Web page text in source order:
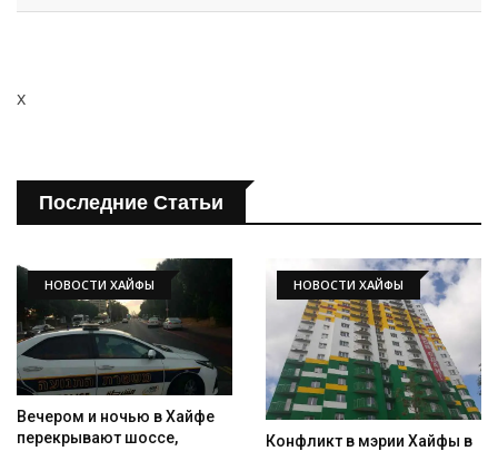
x
Последние Статьи
НОВОСТИ ХАЙФЫ
Вечером и ночью в Хайфе
перекрывают шоссе,
НОВОСТИ ХАЙФЫ
Конфликт в мэрии Хайфы в